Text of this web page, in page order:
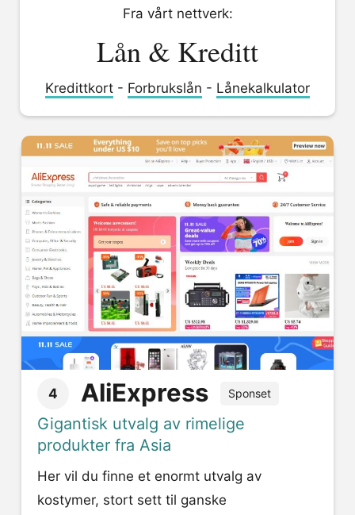
Fra vårt nettverk:
Lån & Kreditt
Kredittkort - Forbrukslån - Lånekalkulator
4 AliExpress Sponset
Gigantisk utvalg av rimelige
produkter fra Asia
Her vil du finne et enormt utvalg av
kostymer, stort sett til ganske